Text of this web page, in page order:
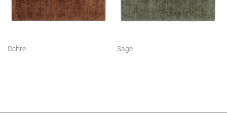
Ochre Sage